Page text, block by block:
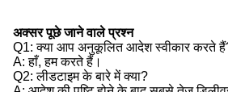
अक्सर पूछे जाने वाले प्रश्न
Q1: क्या आप अनुकूलित आदेश स्वीकार करते
A: हाँ, हम करते हैं।
Q2: लीडटाइम के बारे में क्या?